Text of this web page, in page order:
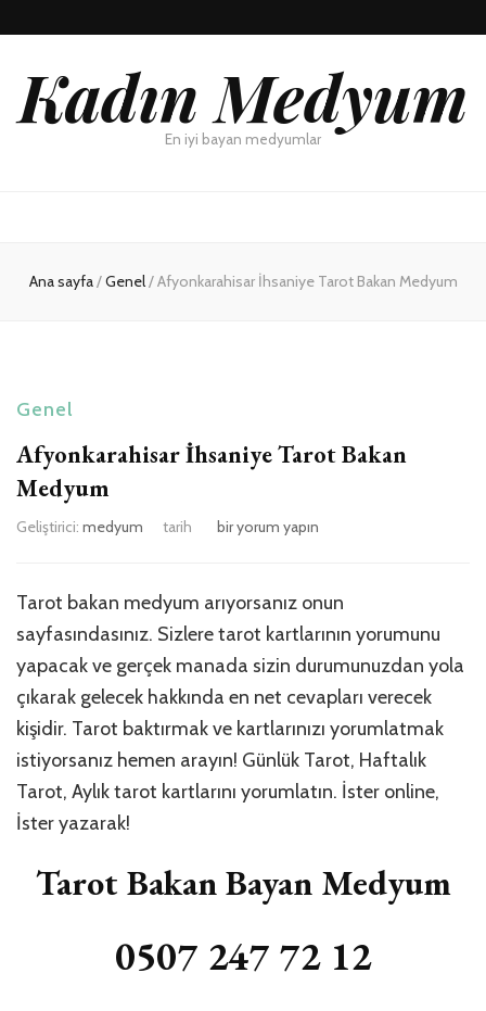
Kadın Medyum
En iyi bayan medyumlar
Ana sayfa/Genel/Afyonkarahisar İhsaniye Tarot Bakan Medyum
Genel
Afyonkarahisar İhsaniye Tarot Bakan
Medyum
Geliştirici: medyum tarih
Afyonkarahisar
Medyum
için
bir yorum yapın
Tarot bakan medyum arıyorsanız onun
sayfasındasınız. Sizlere tarot kartlarının yorumunu
yapacak ve gerçek manada sizin durumunuzdan yola
çıkarak gelecek hakkında en net cevapları verecek
kişidir. Tarot baktırmak ve kartlarınızı yorumlatmak
istiyorsanız hemen arayın! Günlük Tarot, Haftalık
Tarot, Aylık tarot kartlarını yorumlatın. İster online,
İster yazarak!
Tarot Bakan Bayan Medyum
0507 247 72 12